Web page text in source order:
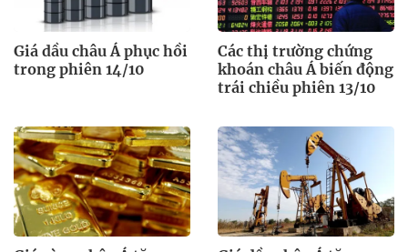
Giá dầu châu Á phục hồi
trong phiên 14/10
Các thị trường chứng
khoán châu Á biến động
trái chiều phiên 13/10